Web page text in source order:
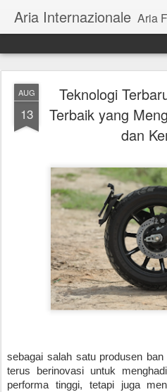
Aria Internazionale Aria
AUG
13
Teknologi
Terbaik yang
dan
sebagai salah satu produsen
terus berinovasi untuk
performa tinggi, tetapi juga